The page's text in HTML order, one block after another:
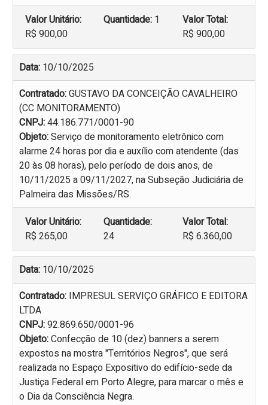
Valor Unitário:
R$ 900,00
Quantidade: 1
Valor Total:
R$ 900,00
Data: 10/10/2025
Contratado:GUSTAVO DA CONCEIÇÃO CAVALHEIRO
(CC MONITORAMENTO)
CNPJ:44.186.771/0001-90
Objeto:Serviço de monitoramento eletrônico com
alarme 24 horas por dia e auxílio com atendente (das
20 às 08 horas), pelo período de dois anos, de
10/11/2025 a 09/11/2027, na Subseção Judiciária de
Palmeira das Missões/RS.
Valor Unitário:
R$ 265,00
Quantidade:
24
Valor Total:
R$ 6.360,00
Data: 10/10/2025
Contratado: IMPRESUL SERVIÇO GRÁFICO E EDITORA
LTDA
CNPJ:92.869.650/0001-96
Objeto:Confecção de 10 (dez) banners a serem
expostos na mostra "Territórios Negros", que será
realizada no Espaço Expositivo do edifício-sede da
Justiça Federal em Porto Alegre, para marcar o mês e
o Dia da Consciência Negra.